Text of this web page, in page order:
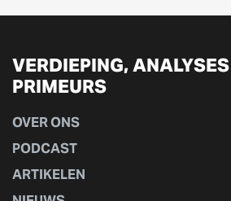
VERDIEPING,
PRIMEURS
OVER ONS
PODCAST
ARTIKELEN